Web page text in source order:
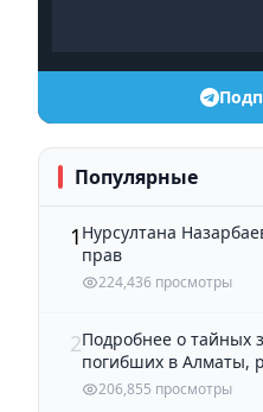
Популярные
1 Нурсултана
прав
224,436 просмотры
2Подробнее о тайных
погибших в Алматы,
206,855 просмотры